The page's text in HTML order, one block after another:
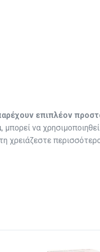
επιπλέον
, μπορεί να
χρειάζεστε